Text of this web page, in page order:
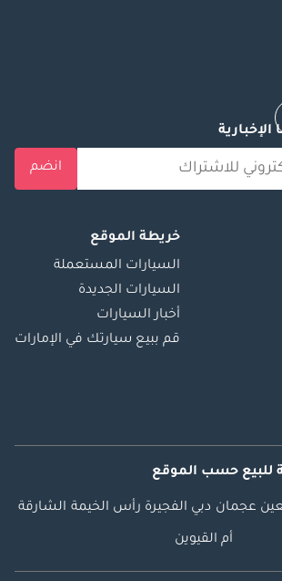
انضم
خريطة الموقع
السيارات المستعملة
السيارات الجديدة
أخبار السيارات
قم ببيع سيارتك في الإمارات
للبيع حسب الموقع
عجمان دبي الفجيرة رأس الخيمة الشارقة
أم القيوين